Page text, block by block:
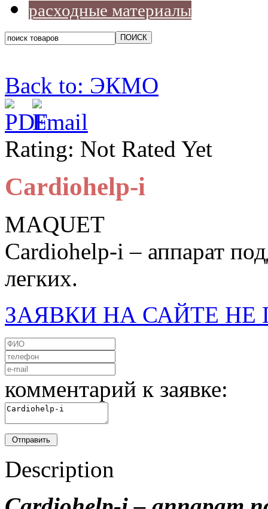
расходные материалы
Back to: ЭКМО
Rating: Not Rated Yet
Cardiohelp-i
MAQUET
Cardiohelp-i – аппарат
легких.
ЗАЯВКИ НА САЙТЕ
комментарий к заявке:
Description